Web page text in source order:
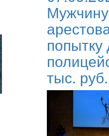
попытку
тыс.